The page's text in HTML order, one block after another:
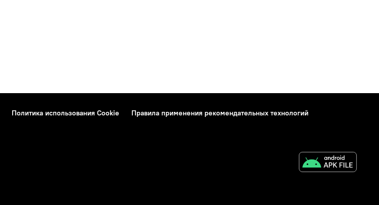
Политика использования Cookie
Правила применения рекомендательных технологий